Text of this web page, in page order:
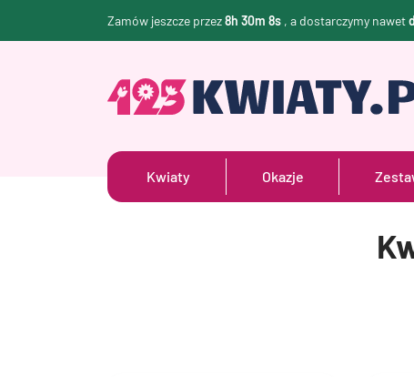
Zamów jeszcze przez8h 30m 7s , a dostarczymy nawet
Kwiaty Okazje